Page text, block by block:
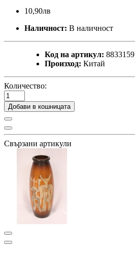
10,90лв
Наличност: В наличност
Код на артикул: 8833159
Произход: Китай
Количество:
Добави в кошницата
Свързани артикули